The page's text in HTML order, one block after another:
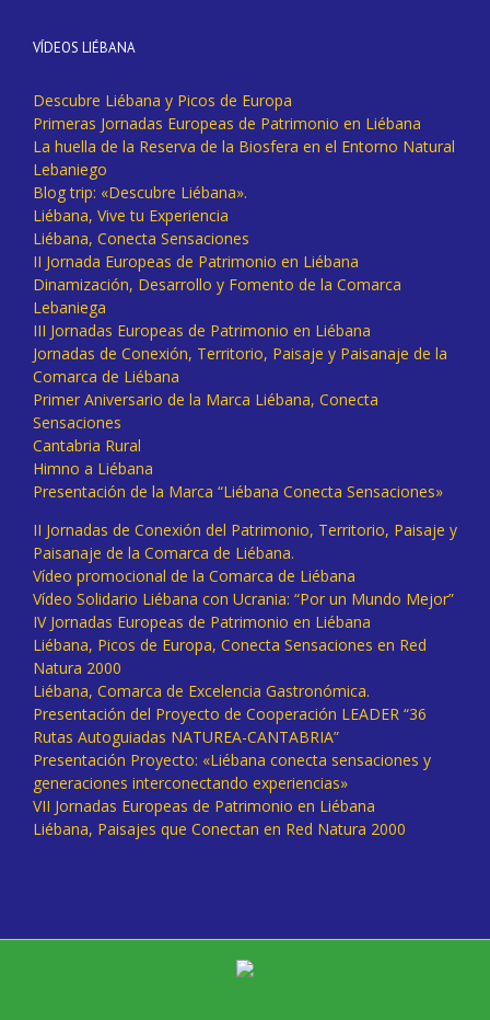
VÍDEOS LIÉBANA
Descubre Liébana y Picos de Europa
Primeras Jornadas Europeas de Patrimonio en Liébana
La huella de la Reserva de la Biosfera en el Entorno Natural
Lebaniego
Blog trip: «Descubre Liébana».
Liébana, Vive tu Experiencia
Liébana, Conecta Sensaciones
II Jornada Europeas de Patrimonio en Liébana
Dinamización, Desarrollo y Fomento de la Comarca
Lebaniega
III Jornadas Europeas de Patrimonio en Liébana
Jornadas de Conexión, Territorio, Paisaje y Paisanaje de la
Comarca de Liébana
Primer Aniversario de la Marca Liébana, Conecta
Sensaciones
Cantabria Rural
Himno a Liébana
Presentación de la Marca “Liébana Conecta Sensaciones»
II Jornadas de Conexión del Patrimonio, Territorio, Paisaje y
Paisanaje de la Comarca de Liébana.
Vídeo promocional de la Comarca de Liébana
Vídeo Solidario Liébana con Ucrania: “Por un Mundo Mejor”
IV Jornadas Europeas de Patrimonio en Liébana
Liébana, Picos de Europa, Conecta Sensaciones en Red
Natura 2000
Liébana, Comarca de Excelencia Gastronómica.
Presentación del Proyecto de Cooperación LEADER “36
Rutas Autoguiadas NATUREA-CANTABRIA”
Presentación Proyecto: «Liébana conecta sensaciones y
generaciones interconectando experiencias»
VII Jornadas Europeas de Patrimonio en Liébana
Liébana, Paisajes que Conectan en Red Natura 2000